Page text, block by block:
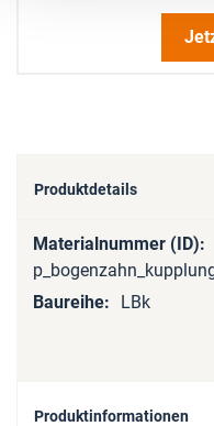
Produktdetails
Mehr
Informationen
LBk
Produktinformationen